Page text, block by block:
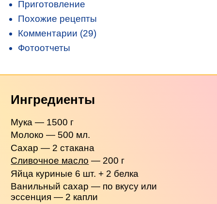
Приготовление
Похожие рецепты
Комментарии (29)
Фотоотчеты
Ингредиенты
Мука — 1500 г
Молоко — 500 мл.
Сахар — 2 стакана
Сливочное масло — 200 г
Яйца куриные 6 шт. + 2 белка
Ванильный сахар — по вкусу или
эссенция — 2 капли